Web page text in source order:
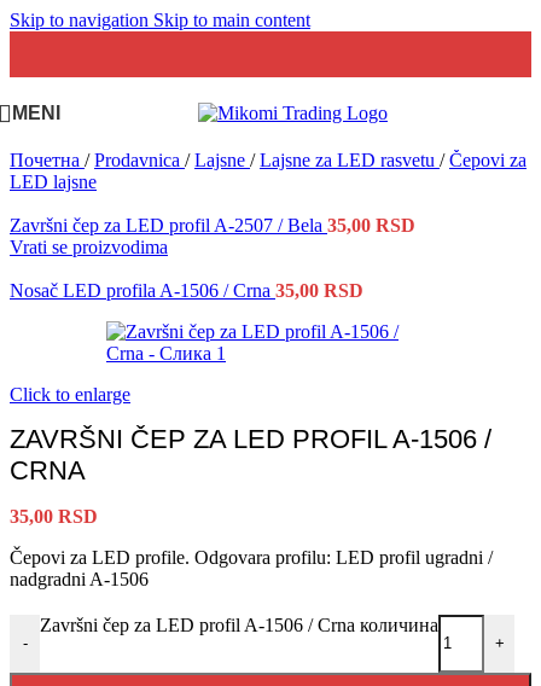
Skip to navigation Skip to main content
MENI
Почетна / Prodavnica / Lajsne / Lajsne za LED rasvetu / Čepovi za
LED lajsne
Završni čep za LED profil A-2507 / Bela 35,00 RSD
Vrati se proizvodima
Nosač LED profila A-1506 / Crna 35,00 RSD
Click to enlarge
ZAVRŠNI ČEP ZA LED PROFIL A-1506 /
CRNA
35,00 RSD
Čepovi za LED profile. Odgovara profilu: LED profil ugradni /
nadgradni A-1506
-
Završni čep za LED profil A-1506 / Crna количина
+